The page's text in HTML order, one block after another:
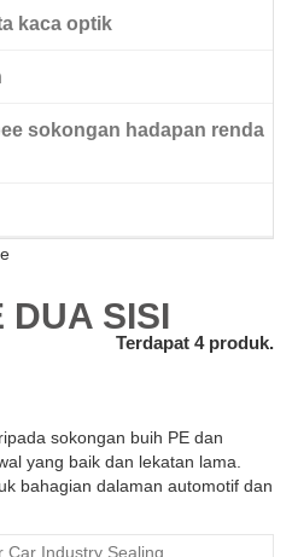
kaca optik
sokongan hadapan renda
DUA SISI
Terdapat 4 produk.
sokongan buih PE dan
yang baik dan lekatan lama.
bahagian dalaman automotif dan